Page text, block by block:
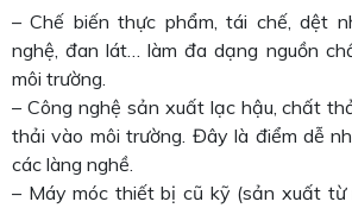
– Chế biến thực phẩm, tái chế, dệt
nghệ, đan lát… làm đa dạng nguồn
môi trường.
– Công nghệ sản xuất lạc hậu, chất
thải vào môi trường. Đây là điểm dễ
các làng nghề.
– Máy móc thiết bị cũ kỹ (sản xuất